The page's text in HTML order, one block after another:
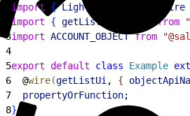
import { LightningElement wire
import { getListUi from
3import ACCOUNT_OBJECT from
4
5export default class Example
6
  @
wire(getListUi , {
7
  propertyOrFunction
;
8}